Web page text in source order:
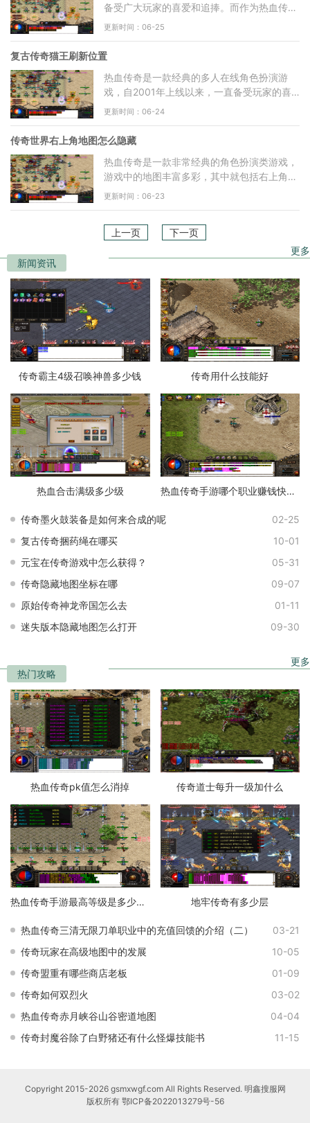
备受广大玩家的喜爱和追捧。而作为热血传奇
中非常重要的一部分，技能书的获取方式一直
更新时间：06-25
复古传奇猫王刷新位置
热血传奇是一款经典的多人在线角色扮演游
戏，自2001年上线以来，一直备受玩家的喜
爱和追捧。复古传奇是这个经典游戏的一个重
更新时间：06-24
传奇世界右上角地图怎么隐藏
热血传奇是一款非常经典的角色扮演类游戏，
游戏中的地图丰富多彩，其中就包括右上角地
图。不过，在游戏的过程中，有些玩家可能并
更新时间：06-23
上一页 下一页
新闻资讯
更多
传奇霸主4级召唤神兽多少钱 传奇用什么技能好
热血合击满级多少级 热血传奇手游哪个职业赚钱快一点
传奇墨火鼓装备是如何来合成的呢
02-25
复古传奇捆药绳在哪买
10-01
元宝在传奇游戏中怎么获得？
05-31
传奇隐藏地图坐标在哪
09-07
原始传奇神龙帝国怎么去
01-11
迷失版本隐藏地图怎么打开
09-30
热门攻略
更多
热血传奇pk值怎么消掉 传奇道士每升一级加什么
热血传奇手游最高等级是多少级的 地牢传奇有多少层
热血传奇三清无限刀单职业中的充值回馈的介绍（二）
03-21
传奇玩家在高级地图中的发展
10-05
传奇盟重有哪些商店老板
01-09
传奇如何双烈火
03-02
热血传奇赤月峡谷山谷密道地图
04-04
传奇封魔谷除了白野猪还有什么怪爆技能书
11-15
Copyright 2015-2026 gsmxwgf.com All Rights Reserved. 明鑫搜服网
版权所有 鄂ICP备2022013279号-56